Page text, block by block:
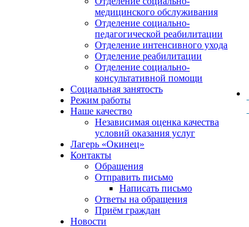
медицинского обслуживания
Отделение социально-
педагогической реабилитации
Отделение интенсивного ухода
Отделение реабилитации
Отделение социально-
консультативной помощи
Социальная занятость
Режим работы
Наше качество
Независимая оценка качества
условий оказания услуг
Лагерь «Окинец»
Контакты
Обращения
Отправить письмо
Написать письмо
Ответы на обращения
Приём граждан
Новости